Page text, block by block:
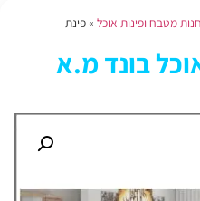
מטבח ופינות אוכל »פינת
בונד מ.א